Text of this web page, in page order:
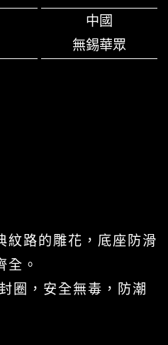
中國
無錫華眾
紋路的雕花，底座防滑
全。
圈，安全無毒，防潮